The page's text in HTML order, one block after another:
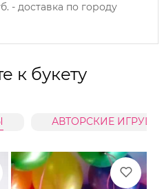
- доставка по городу
к букету
АВТОРСКИЕ